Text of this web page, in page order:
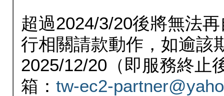
超過2024/3/20後將無法
行相關請款動作，如逾該
2025/12/20（即服務終止
箱： tw-ec2-